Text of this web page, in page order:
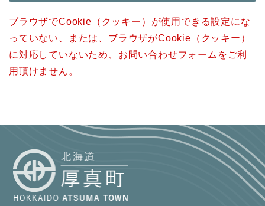
ブラウザでCookie（クッキー）が使用できる設定にな
っていない、または、ブラウザがCookie（クッキー）
に対応していないため、お問い合わせフォームをご利
用頂けません。